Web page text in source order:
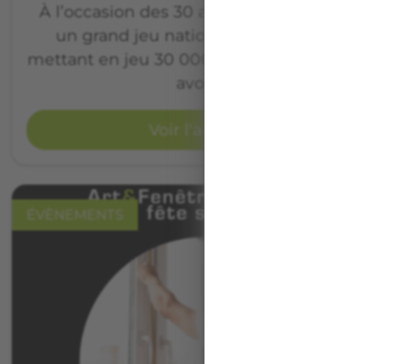
À l’occasion des 30 ans d’Art et Fenêtres,
un grand jeu national a été organisé,
mettant en jeu 30 000€ à partager. Et nous
avons…
Voir l'article
ÉVÈNEMENTS